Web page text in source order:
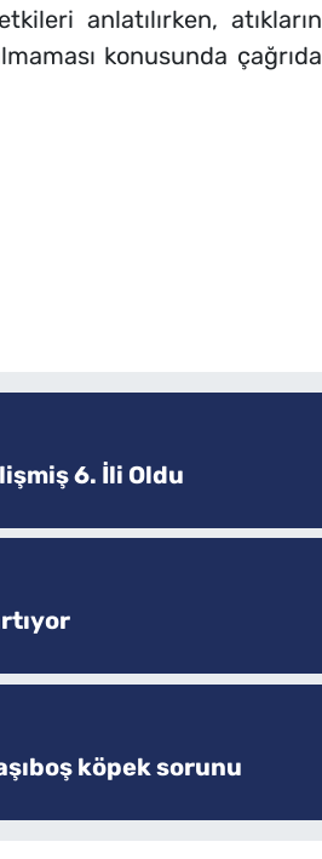
anlatılırken, atıkların
konusunda çağrıda
6. İli Oldu
köpek sorunu